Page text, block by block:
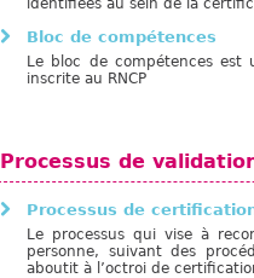
identifiées au sein de la
Bloc de compétences
Le bloc de compétences est
inscrite au RNCP
Processus de
Processus de
Le processus qui vise à
personne, suivant des
aboutit à l’octroi de